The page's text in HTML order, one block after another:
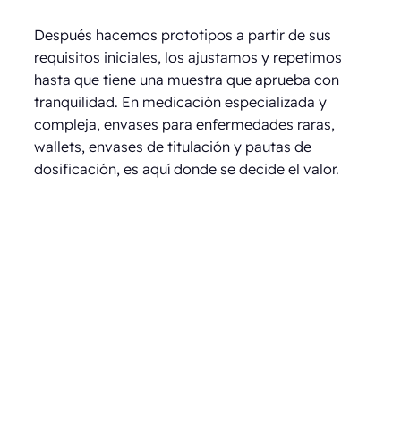
Después hacemos prototipos a partir de sus
requisitos iniciales, los ajustamos y repetimos
hasta que tiene una muestra que aprueba con
tranquilidad. En medicación especializada y
compleja, envases para enfermedades raras,
wallets, envases de titulación y pautas de
dosificación, es aquí donde se decide el valor.